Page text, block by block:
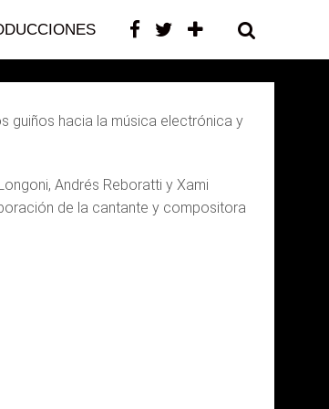
CONTACTO
guiños hacia la música electrónica y
Andrés Reboratti y Xami
de la cantante y compositora